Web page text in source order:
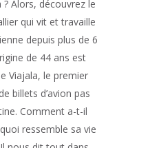
Alors, découvrez le
qui vit et travaille
depuis plus de 6
de 44 ans est
Viajala, le premier
billets d’avion pas
Comment a-t-il
ressemble sa vie